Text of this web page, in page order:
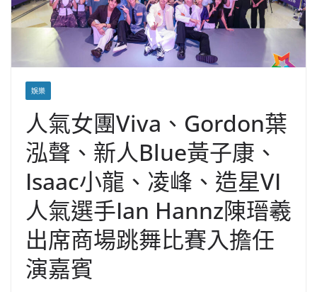
娛樂
人氣女團Viva、Gordon葉
泓聲、新人Blue黃子康、
Isaac小龍、凌峰、造星VI
人氣選手Ian Hannz陳瑨羲
出席商場跳舞比賽入擔任
演嘉賓